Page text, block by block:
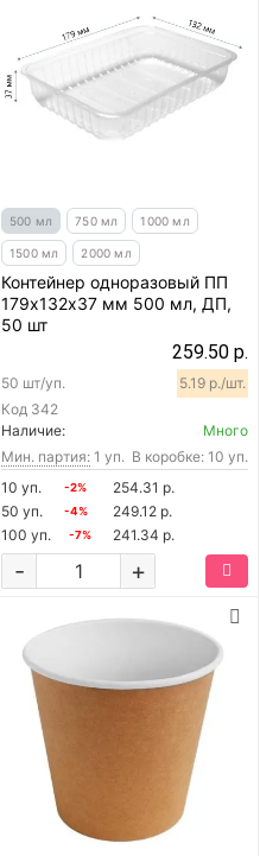
500 мл 750 мл 1000 мл
1500 мл 2000 мл
Контейнер одноразовый ПП
179х132х37 мм 500 мл, ДП,
50 шт
259.50 р.
Код 342
50 шт/уп. 5.19 р./шт.
Наличие:
Много
Мин. партия: 1 уп. В коробке: 10 уп.
10 уп.
-2%
254.31 р.
50 уп.
-4%
249.12 р.
100 уп.
-7% 241.34 р.
+
-